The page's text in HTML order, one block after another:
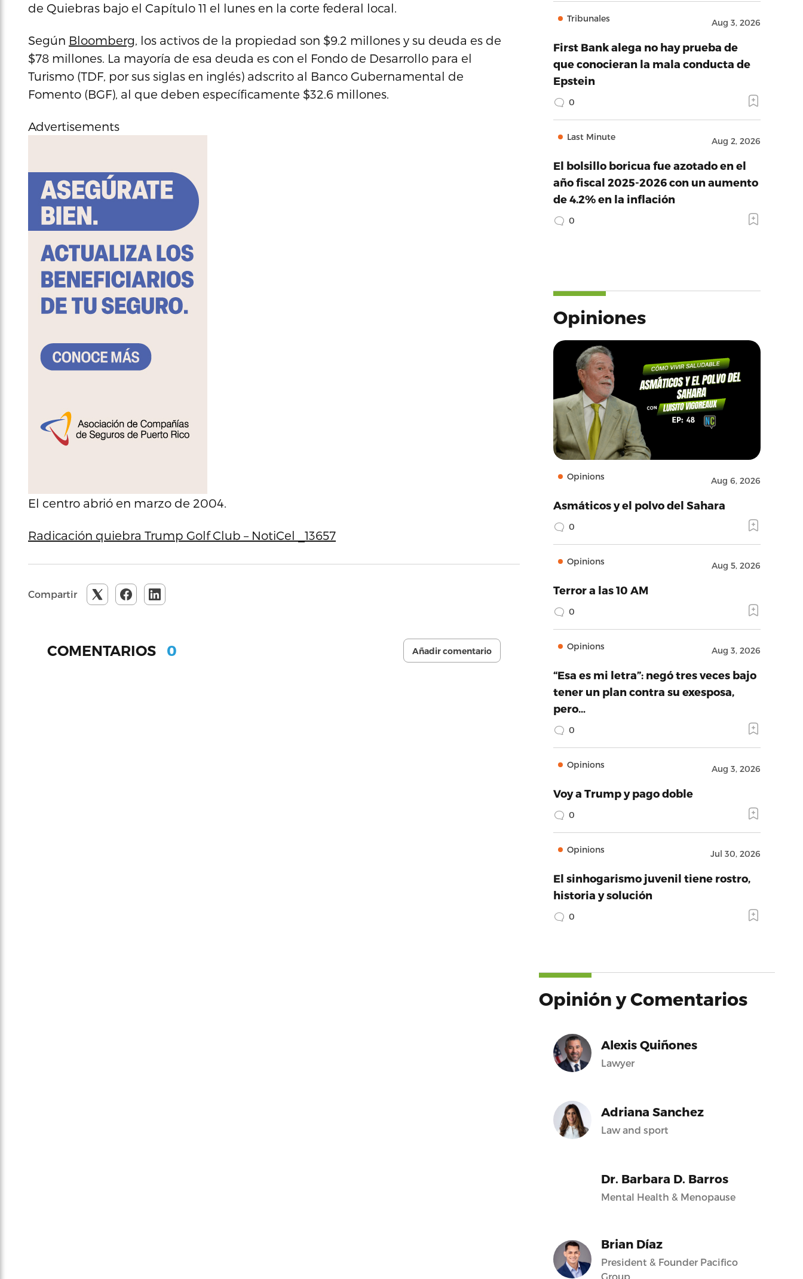
de Quiebras bajo el Capítulo 11 el lunes en la corte federal local.
Según Bloomberg, los activos de la propiedad son $9.2 millones y su deuda es de
$78 millones. La mayoría de esa deuda es con el Fondo de Desarrollo para el
Turismo (TDF, por sus siglas en inglés) adscrito al Banco Gubernamental de
Fomento (BGF), al que deben específicamente $32.6 millones.
Advertisements
El centro abrió en marzo de 2004.
Radicación quiebra Trump Golf Club – NotiCel _13657
Compartir
COMENTARIOS 0 Añadir comentario
Tribunales Aug 3, 2026
First Bank alega no hay prueba de
que conocieran la mala conducta de
Epstein
0
Last Minute Aug 2, 2026
El bolsillo boricua fue azotado en el
año fiscal 2025-2026 con un aumento
de 4.2% en la inflación
0
Opiniones
Opinions Aug 6, 2026
Asmáticos y el polvo del Sahara
0
Opinions Aug 5, 2026
Terror a las 10 AM
0
Opinions Aug 3, 2026
“Esa es mi letra”: negó tres veces bajo
tener un plan contra su exesposa,
pero…
0
Opinions Aug 3, 2026
Voy a Trump y pago doble
0
Opinions Jul 30, 2026
El sinhogarismo juvenil tiene rostro,
historia y solución
0
Opinión y Comentarios
Alexis Quiñones
Lawyer
Adriana Sanchez
Law and sport
Dr. Barbara D. Barros
Mental Health & Menopause
Brian Díaz
President & Founder Pacifico
Group